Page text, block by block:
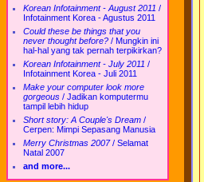
Korean Infotainment - August 2011 /
Infotainment Korea - Agustus 2011
Could these be things that you
never thought before? / Mungkin ini
hal-hal yang tak pernah terpikirkan?
Korean Infotainment - July 2011 /
Infotainment Korea - Juli 2011
Make your computer look more
gorgeous / Jadikan komputermu
tampil lebih hidup
Short story: A Couple's Dream /
Cerpen: Mimpi Sepasang Manusia
Merry Christmas 2007/ Selamat
Natal 2007
and more...